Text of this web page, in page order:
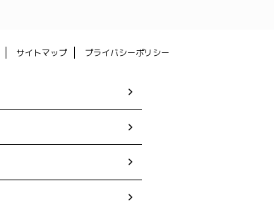
サイトマップ プライバシーポリシー